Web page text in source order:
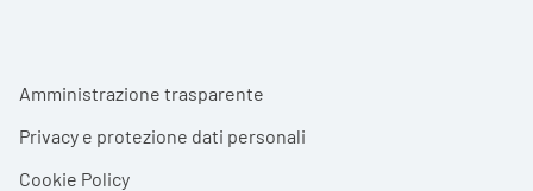
Footer menu
Amministrazione trasparente
Privacy e protezione dati personali
Cookie Policy